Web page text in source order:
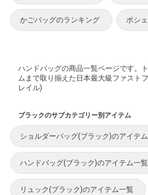
かごバッグのランキング ポシ
ハンドバッグの商品一覧ページです。
ムまで取り揃えた日本最大級ファスト
レイル)
ブラックのサブカテゴリー別アイテム
ショルダーバッグ(ブラック)のアイテ
ハンドバッグ(ブラック)のアイテム一覧
リュック(ブラック)のアイテム一覧